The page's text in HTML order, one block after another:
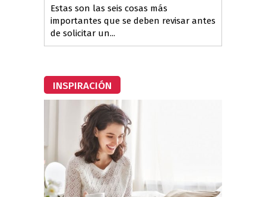
Estas son las seis cosas más
importantes que se deben revisar antes
de solicitar un...
INSPIRACIÓN